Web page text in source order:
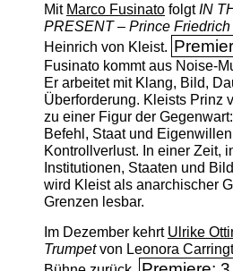
Mit Marco FusinatofolgtIN
PRESENT – Prince
Heinrich von Kleist.
Fusinato kommt aus Noise-
Er arbeitet mit Klang, Bild,
Überforderung. Kleists Prinz
zu einer Figur der
Befehl, Staat und
Kontrollverlust. In einer Zeit,
Institutionen, Staaten und
wird Kleist als anarchischer
Grenzen lesbar.
Im Dezember kehrt Ulrike
Trumpetvon Leonora